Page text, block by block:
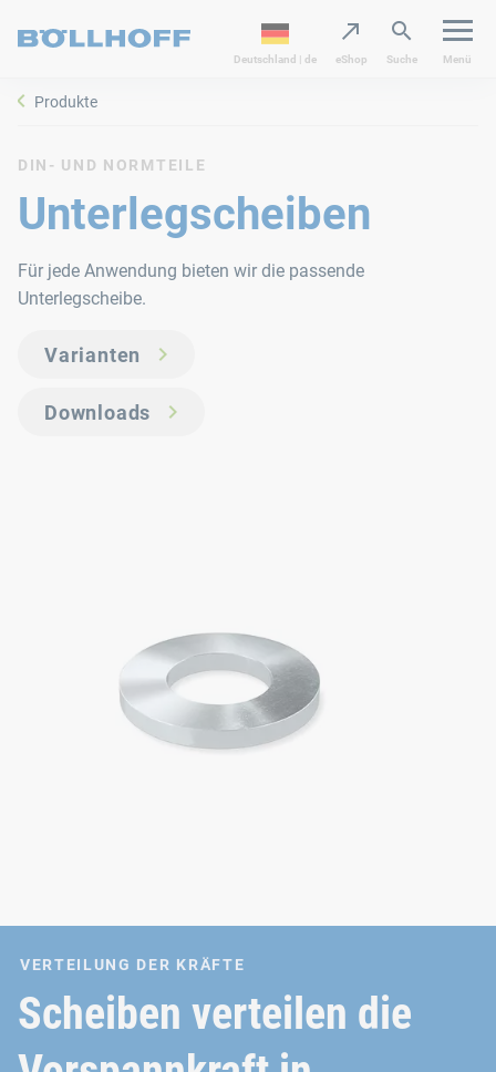
Deutschland | de eShop Suche Menü
Produkte
DIN- UND NORMTEILE
Unterlegscheiben
Für jede Anwendung bieten wir die passende
Unterlegscheibe.
Varianten
Downloads
VERTEILUNG DER KRÄFTE
Scheiben verteilen die